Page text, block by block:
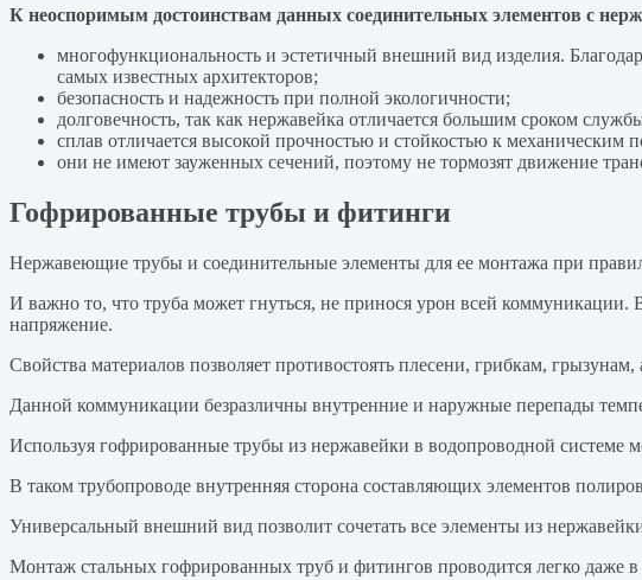
К неоспоримым достоинствам данных соединительных элементов с
многофункциональность и эстетичный внешний вид изделия.
самых известных архитекторов;
безопасность и надежность при полной экологичности;
долговечность, так как нержавейка отличается большим сроком
сплав отличается высокой прочностью и стойкостью к механическим
они не имеют зауженных сечений, поэтому не тормозят движение
Гофрированные трубы и фитинги
Нержавеющие трубы и соединительные элементы для ее монтажа при
И важно то, что труба может гнуться, не принося урон всей коммуникации.
напряжение.
Свойства материалов позволяет противостоять плесени, грибкам,
Данной коммуникации безразличны внутренние и наружные перепады
Используя гофрированные трубы из нержавейки в водопроводной системе
В таком трубопроводе внутренняя сторона составляющих элементов
Универсальный внешний вид позволит сочетать все элементы из
Монтаж стальных гофрированных труб и фитингов проводится легко даже